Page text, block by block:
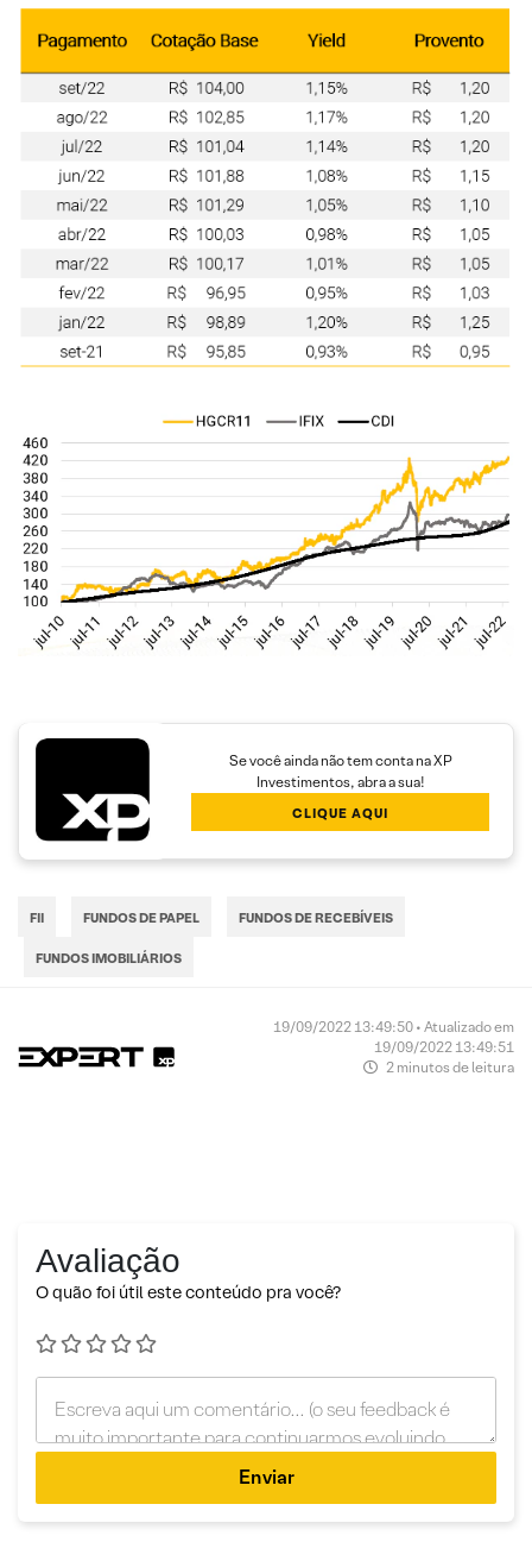
Se você ainda não tem conta na XP
Investimentos, abra a sua!
CLIQUE AQUI
FII FUNDOS DE PAPEL FUNDOS DE RECEBÍVEIS
FUNDOS IMOBILIÁRIOS
19/09/2022 13:49:50 • Atualizado em
19/09/2022 13:49:51
2 minutos de leitura
Avaliação
O quão foi útil este conteúdo pra você?
Enviar